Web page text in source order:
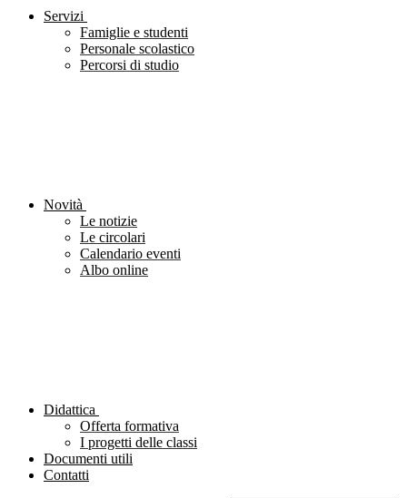
Servizi
Famiglie e studenti
Personale scolastico
Percorsi di studio
Novità
Le notizie
Le circolari
Calendario eventi
Albo online
Didattica
Offerta formativa
I progetti delle classi
Documenti utili
Contatti